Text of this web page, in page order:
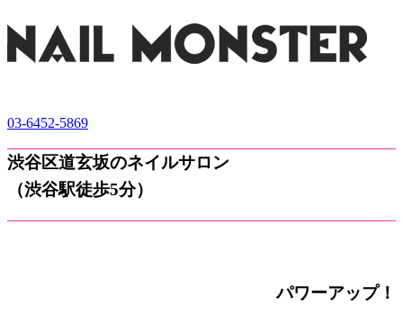
03-6452-5869
渋谷区道玄坂のネイルサロン
（渋谷駅徒歩5分）
パワーアップ！